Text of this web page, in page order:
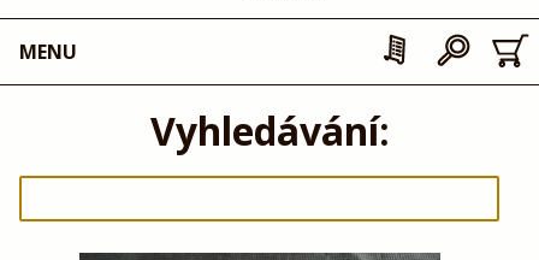
MENU
Vyhledávání: